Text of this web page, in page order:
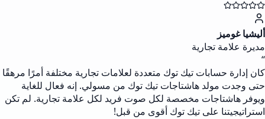
أليشيا غوميز
مديرة علامة تجارية
“
كان إدارة حسابات تيك توك متعددة لعلامات تجارية مختلفة أمرًا مرهقًا
حتى وجدت مولد هاشتاجات تيك توك من مسولي. إنه فعال للغاية
ويوفر هاشتاجات مخصصة لكل صوت فريد لكل علامة تجارية. لم تكن
استراتيجيتنا على تيك توك أقوى من قبل!